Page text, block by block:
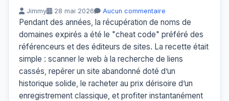
Jimmy 28 mai 2026 Aucun commentaire
Pendant des années, la récupération de noms de
domaines expirés a été le "cheat code" préféré des
référenceurs et des éditeurs de sites. La recette était
simple : scanner le web à la recherche de liens
cassés, repérer un site abandonné doté d’un
historique solide, le racheter au prix dérisoire d’un
enregistrement classique, et profiter instantanément